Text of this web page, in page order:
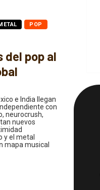
POP
del pop al
e India llegan
con
neurocrush,
nuevos
y el metal
mapa musical